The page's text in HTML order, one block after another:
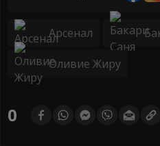
Арсенал
Оливие Жиру
0